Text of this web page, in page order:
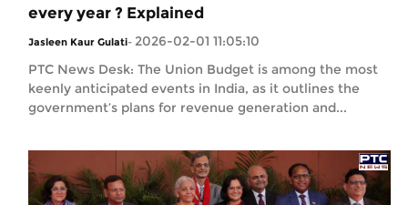
every year ? Explained
Jasleen Kaur Gulati- 2026-02-01 11:05:10
PTC News Desk: The Union Budget is among the most
keenly anticipated events in India, as it outlines the
government’s plans for revenue generation and...